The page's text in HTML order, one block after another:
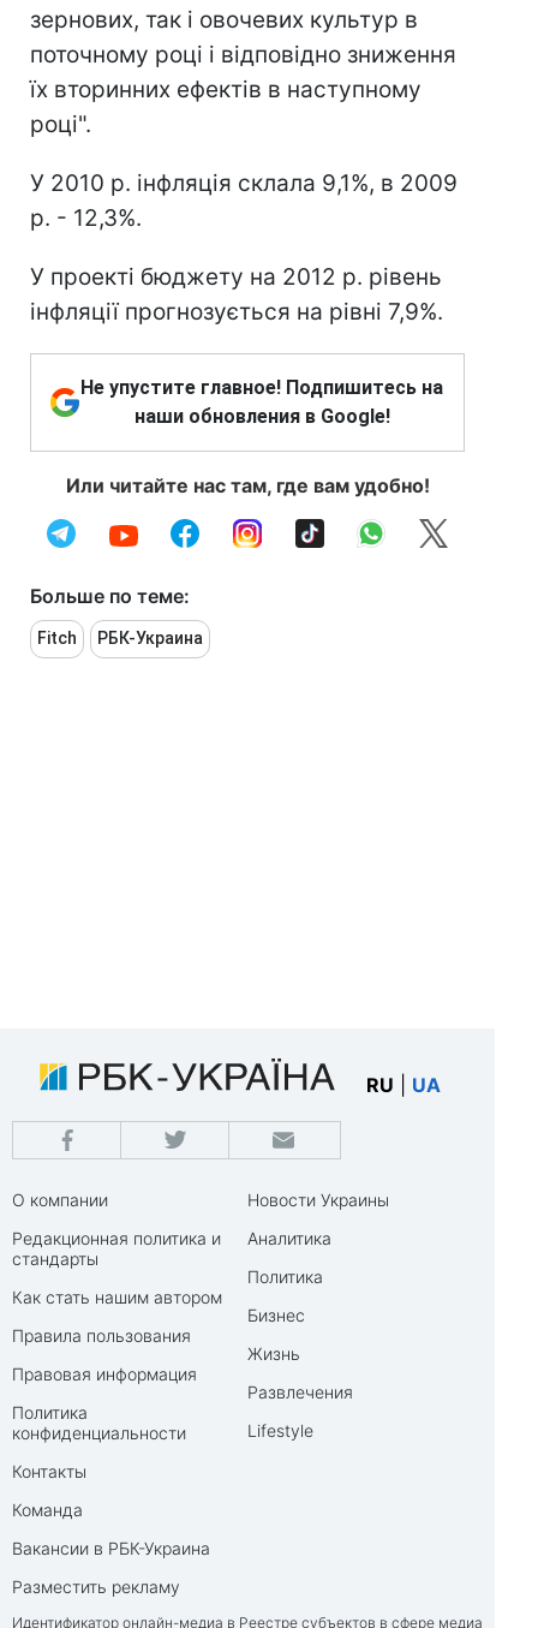
зернових, так і овочевих культур в
поточному році і відповідно зниження
їх вторинних ефектів в наступному
році".
У 2010 р. інфляція склала 9,1%, в 2009
р. - 12,3%.
У проекті бюджету на 2012 р. рівень
інфляції прогнозується на рівні 7,9%.
Не упустите главное! Подпишитесь на
наши обновления в Google!
Или читайте нас там, где вам удобно!
Больше по теме:
Fitch РБК-Украина
RU UA
О компании
Редакционная политика и
стандарты
Как стать нашим автором
Правила пользования
Правовая информация
Политика
конфиденциальности
Контакты
Команда
Вакансии в РБК-Украина
Разместить рекламу
Новости Украины
Аналитика
Политика
Бизнес
Жизнь
Развлечения
Lifestyle
Идентификатор онлайн-медиа в Реестре субъектов в сфере медиа